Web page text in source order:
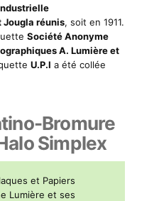
Jougla réunis, soit en 1911.
Société Anonyme
A. Lumière et
U.P.I a été collée
Bromure
Simplex
et Papiers
Lumière et ses